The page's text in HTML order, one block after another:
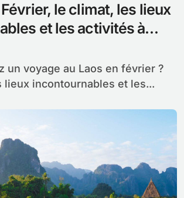
le climat, les lieux
et les activités à
lieux incontournables et les...